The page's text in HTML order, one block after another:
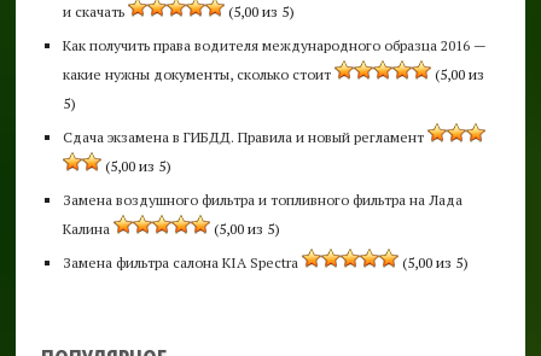
и скачать
(5,00 из 5)
Как получить права водителя международного образца 2016 —
какие нужны документы, сколько стоит
(5,00 из
5)
Сдача экзамена в ГИБДД. Правила и новый регламент
(5,00 из 5)
Замена воздушного фильтра и топливного фильтра на Лада
Калина
(5,00 из 5)
Замена фильтра салона KIA Spectra
(5,00 из 5)